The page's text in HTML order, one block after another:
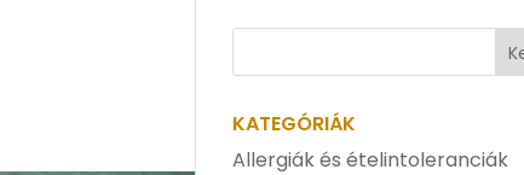
KATEGÓRIÁK
Allergiák és ételintoleranciák